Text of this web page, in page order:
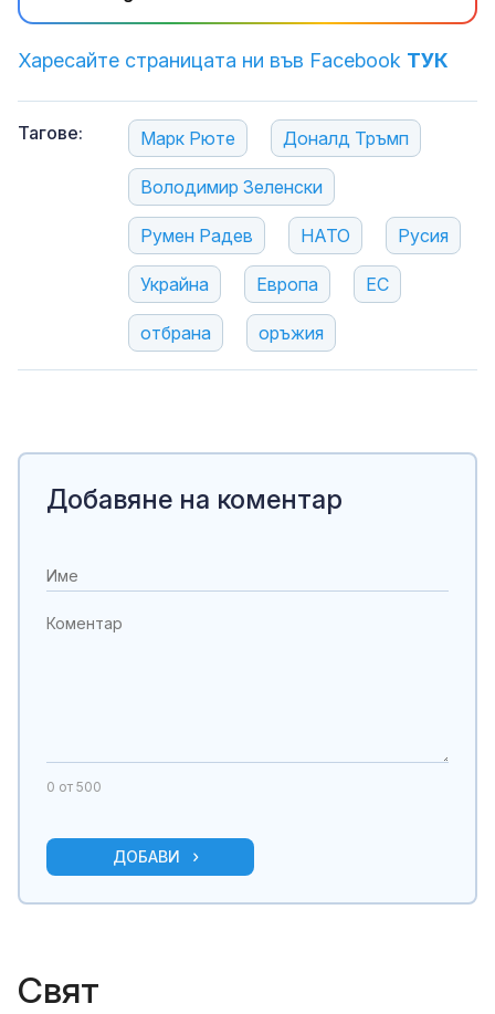
Харесайте страницата ни във Facebook ТУК
Тагове: Марк Рюте Доналд Тръмп
Володимир Зеленски
Румен Радев НАТО Русия
Украйна Европа ЕС
отбрана оръжия
Добавяне на коментар
0 от 500
ДОБАВИ
Свят